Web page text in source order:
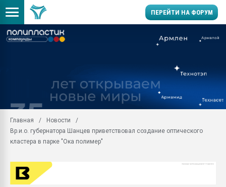
ПЕРЕЙТИ НА ФОРУМ
Подмосковье, Москва
28.07.2026
первый план в
ситуацией на
Главная
Новости
Вр.и.о. губернатора Шанцев приветствовал создание оптического
кластера в парке "Ока полимер"